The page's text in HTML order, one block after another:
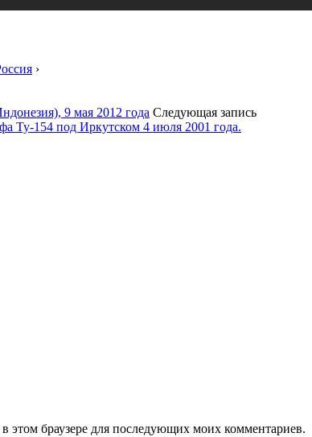
›
9 мая 2012 года Следующая запись
Ту-154 под Иркутском 4 июля 2001 года.
этом браузере для последующих моих комментариев.